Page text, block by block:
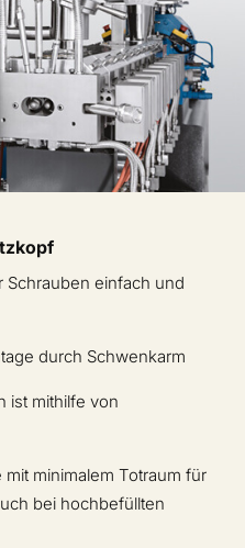
Schrauben einfach und
durch Schwenkarm
ist mithilfe von
minimalem Totraum für
bei hochbefüllten